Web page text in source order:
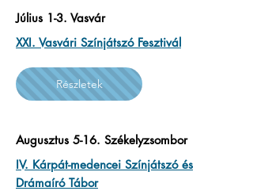
Július 1-3. Vasvár
XXI. Vasvári Színjátszó Fesztivál
Részletek
Augusztus 5-16. Székelyzsombor
IV. Kárpát-medencei Színjátszó és
Drámaíró Tábor